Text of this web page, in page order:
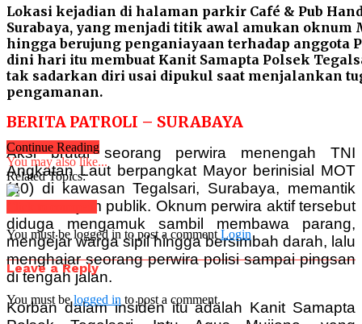
Lokasi kejadian di halaman parkir Café & Pub
Surabaya, yang menjadi titik awal amukan oknum
hingga berujung penganiayaan terhadap anggota
dini hari itu membuat Kanit Samapta Polsek
tak sadarkan diri usai dipukul saat menjalankan
pengamanan.
BERITA PATROLI – SURABAYA
Aksi brutal seorang perwira menengah TNI
Angkatan Laut berpangkat Mayor berinisial MOT
(40) di kawasan Tegalsari, Surabaya, memantik
sorotan tajam publik. Oknum perwira aktif tersebut
diduga mengamuk sambil membawa parang,
mengejar warga sipil hingga bersimbah darah, lalu
menghajar seorang perwira polisi sampai pingsan
di tengah jalan.
Korban dalam insiden itu adalah Kanit Samapta
Continue Reading
You may also like...
Related Topics:
You must be logged in to post a comment Login
Leave a Reply
You must belogged in to post a comment.